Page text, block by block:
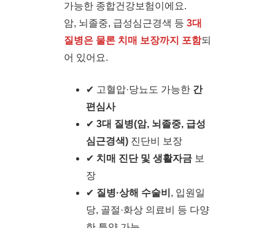
가능한 종합건강보험이에요.
암, 뇌졸중, 급성심근경색 등 3대
질병은 물론 치매 보장까지 포함되
어 있어요.
✔ 고혈압·당뇨도 가능한 간
편심사
✔ 3대 질병(암, 뇌졸중, 급성
심근경색) 진단비 보장
✔ 치매 진단 및 생활자금 보
장
✔ 질병·상해 수술비 , 입원일
당, 골절·화상 의료비 등 다양